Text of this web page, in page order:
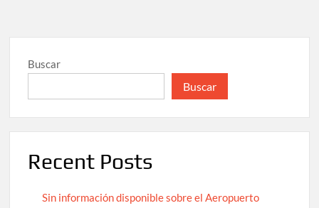
Buscar
Buscar
Recent Posts
Sin información disponible sobre el Aeropuerto